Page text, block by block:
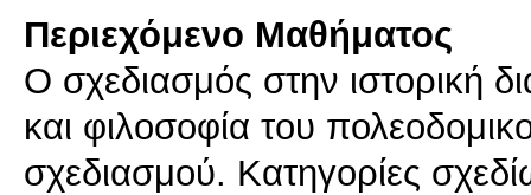
Περιεχόμενο Μαθήματος
Ο σχεδιασμός στην ιστορική
και φιλοσοφία του
σχεδιασμού. Κατηγορίες